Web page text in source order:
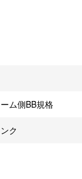
ム側BB規格
ク